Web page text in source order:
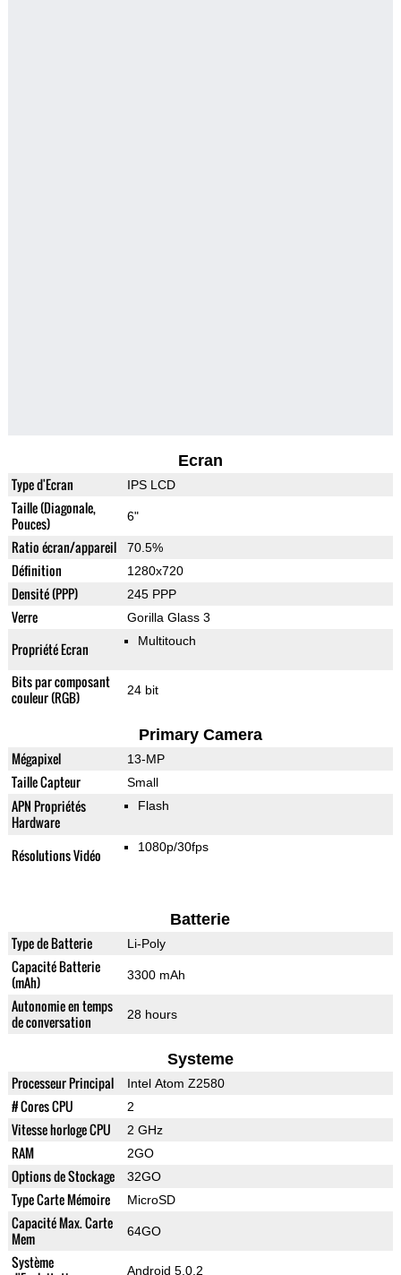
Ecran
Type d'Ecran IPS LCD
Taille (Diagonale,
Pouces)
6"
Ratio écran/appareil 70.5%
Définition 1280x720
Densité (PPP) 245 PPP
Verre Gorilla Glass 3
Propriété Ecran Multitouch
Bits par composant
couleur (RGB)
24 bit
Primary Camera
Mégapixel 13-MP
Taille Capteur Small
APN Propriétés
Hardware
Flash
Résolutions Vidéo 1080p/30fps
Batterie
Type de Batterie Li-Poly
Capacité Batterie
(mAh)
3300 mAh
Autonomie en temps
de conversation
28 hours
Systeme
Processeur Principal Intel Atom Z2580
# Cores CPU 2
Vitesse horloge CPU 2 GHz
RAM 2GO
Options de Stockage 32GO
Type Carte Mémoire MicroSD
Capacité Max. Carte
Mem
64GO
Système
Android 5.0.2